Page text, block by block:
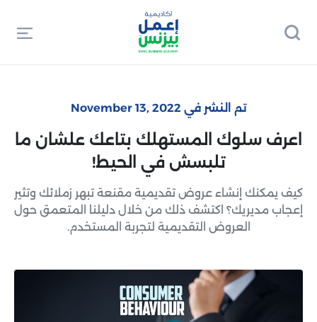
تم النشر في November 13, 2022
اعرف سلوك المستهلك بتاعك علشان ما
تلبسش في الحيط!
كيف يمكنك إنشاء عروض تقديمية مقنعة تبهر زملائك وتثير
إعجاب مديريك؟ اكتشف ذلك من خلال دليلنا المتعمق حول
العروض التقديمية لتجربة المستخدم.